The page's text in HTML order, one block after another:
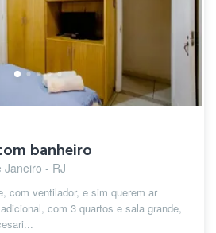
banheiro
Janeiro - RJ
com ventilador, e sim querem ar
com 3 quartos e sala grande,